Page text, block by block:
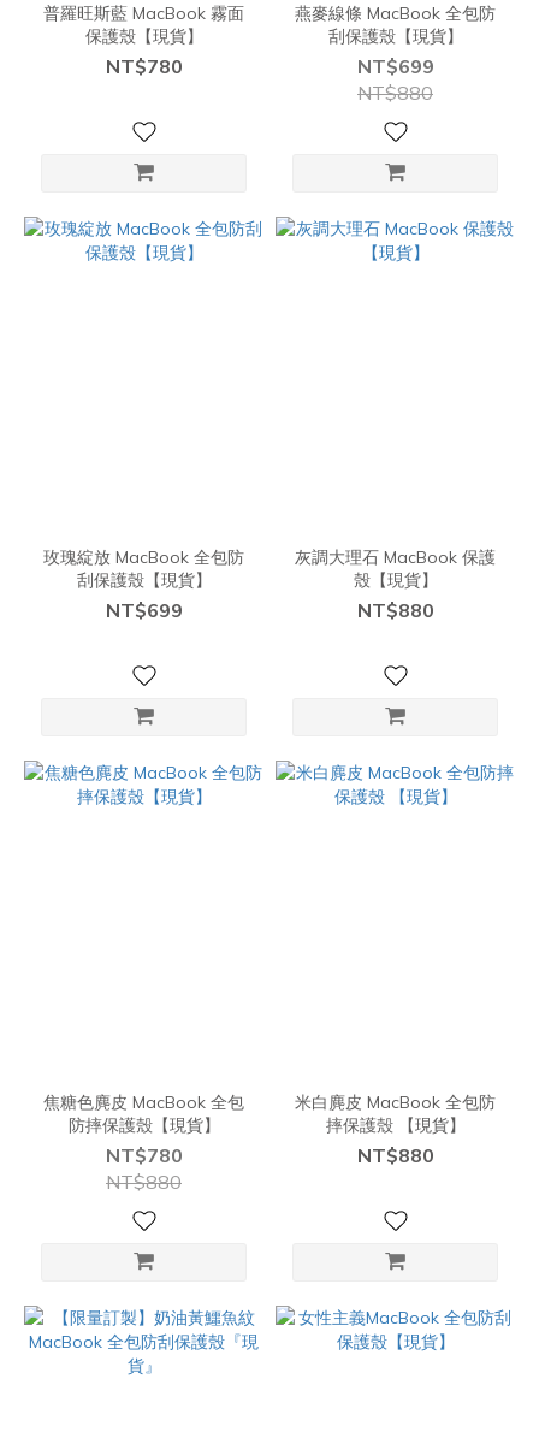
普羅旺斯藍 MacBook 霧面
保護殼【現貨】
NT$780
燕麥線條 MacBook 全包防
刮保護殼【現貨】
NT$699
NT$880
玫瑰綻放 MacBook 全包防
刮保護殼【現貨】
NT$699
灰調大理石 MacBook 保護
殼【現貨】
NT$880
焦糖色麂皮 MacBook 全包
防摔保護殼【現貨】
NT$780
NT$880
米白麂皮 MacBook 全包防
摔保護殼 【現貨】
NT$880